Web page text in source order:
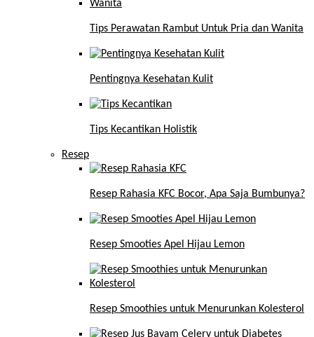
Tips Perawatan Rambut Untuk Pria dan Wanita
Pentingnya Kesehatan Kulit
Tips Kecantikan Holistik
Resep
Resep Rahasia KFC Bocor, Apa Saja Bumbunya?
Resep Smooties Apel Hijau Lemon
Resep Smoothies untuk Menurunkan Kolesterol